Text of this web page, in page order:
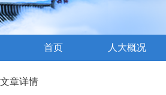
首页 人大概况
章详情